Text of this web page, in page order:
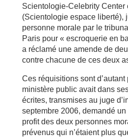
Scientologie-Celebrity Center
(Scientologie espace liberté),
personne morale par le
Paris pour « escroquerie en
a réclamé une amende de
contre chacune de ces deux
Ces réquisitions sont
ministère public avait dans
écrites, transmises au juge
septembre 2006, demandé
profit des deux personnes
prévenus qui n’étaient plus